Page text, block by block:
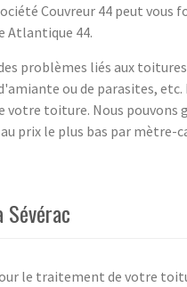
Couvreur 44 peut vous
Atlantique 44.
problèmes liés aux
ou de parasites, etc.
votre toiture. Nous pouvons
prix le plus bas par mètre-
le traitement de votre